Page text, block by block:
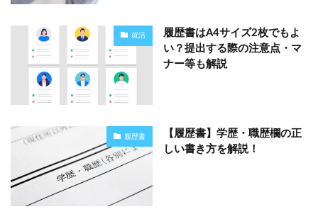
就活
履歴書はA4サイズ2枚でもよ
い？提出する際の注意点・マ
ナー等も解説
履歴書
【履歴書】学歴・職歴欄の正
しい書き方を解説！